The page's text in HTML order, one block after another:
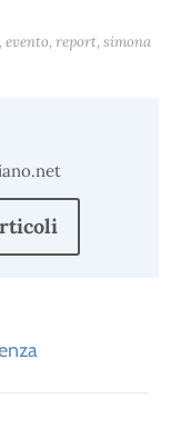
, evento, report, simona